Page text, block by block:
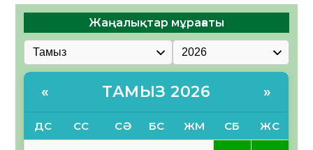
Жаңалықтар мұрағаты
« ТАМЫЗ 2026 »
ДС СС СӘ БС ЖМ СБ ЖС